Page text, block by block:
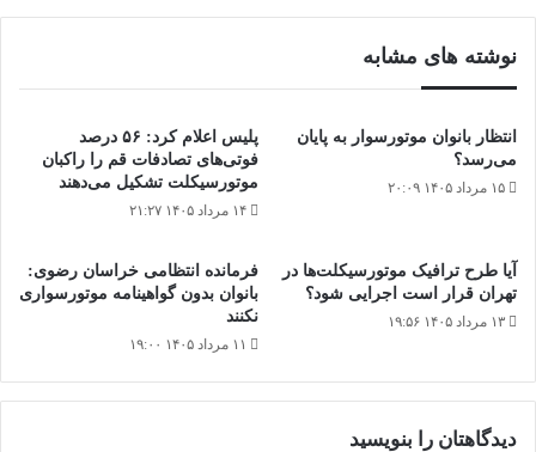
نوشته های مشابه
انتظار بانوان موتورسوار به پایان
می‌رسد؟
۱۵ مرداد ۱۴۰۵ ۲۰:۰۹
پلیس اعلام کرد: ۵۶ درصد
فوتی‌های تصادفات قم را راکبان
موتورسیکلت تشکیل می‌دهند
۱۴ مرداد ۱۴۰۵ ۲۱:۲۷
آیا طرح ترافیک موتورسیکلت‌ها در
تهران قرار است اجرایی شود؟
۱۳ مرداد ۱۴۰۵ ۱۹:۵۶
فرمانده انتظامی خراسان رضوی:
بانوان بدون گواهینامه موتورسواری
نکنند
۱۱ مرداد ۱۴۰۵ ۱۹:۰۰
دیدگاهتان را بنویسید